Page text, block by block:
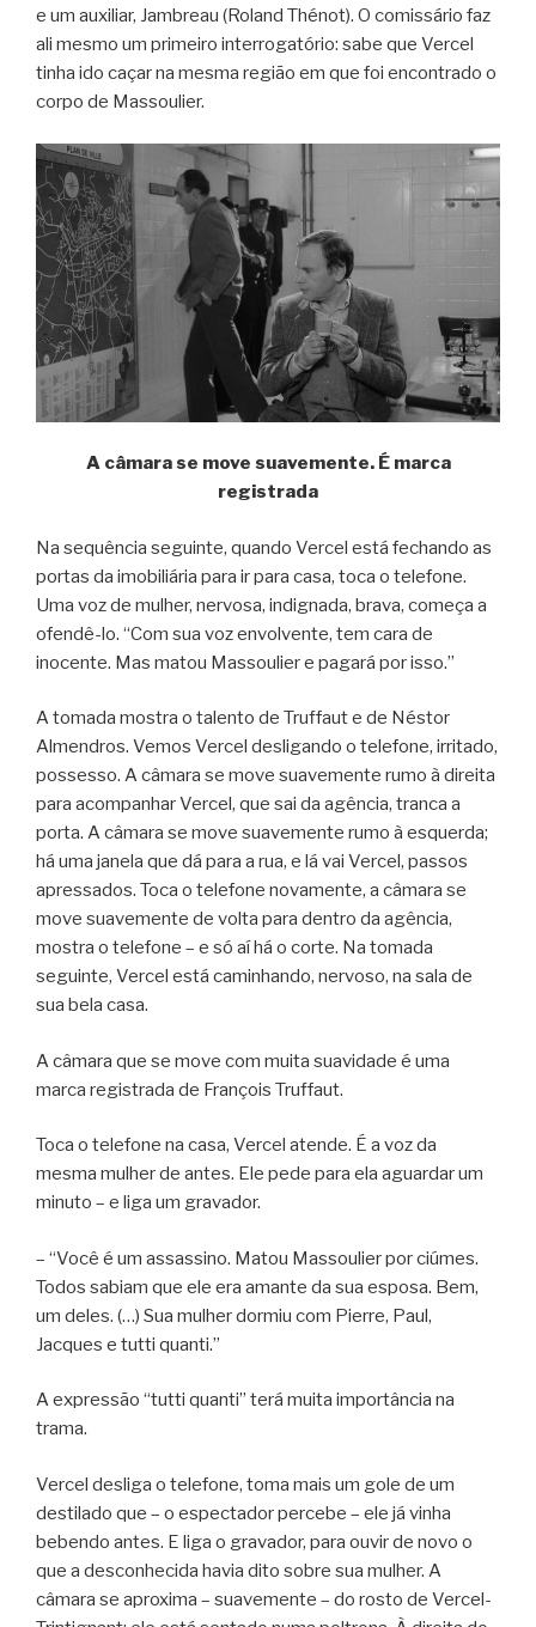
e um auxiliar, Jambreau (Roland Thénot). O comissário faz
ali mesmo um primeiro interrogatório: sabe que Vercel
tinha ido caçar na mesma região em que foi encontrado o
corpo de Massoulier.
A câmara se move suavemente. É marca
registrada
Na sequência seguinte, quando Vercel está fechando as
portas da imobiliária para ir para casa, toca o telefone.
Uma voz de mulher, nervosa, indignada, brava, começa a
ofendê-lo. “Com sua voz envolvente, tem cara de
inocente. Mas matou Massoulier e pagará por isso.”
A tomada mostra o talento de Truffaut e de Néstor
Almendros. Vemos Vercel desligando o telefone, irritado,
possesso. A câmara se move suavemente rumo à direita
para acompanhar Vercel, que sai da agência, tranca a
porta. A câmara se move suavemente rumo à esquerda;
há uma janela que dá para a rua, e lá vai Vercel, passos
apressados. Toca o telefone novamente, a câmara se
move suavemente de volta para dentro da agência,
mostra o telefone – e só aí há o corte. Na tomada
seguinte, Vercel está caminhando, nervoso, na sala de
sua bela casa.
A câmara que se move com muita suavidade é uma
marca registrada de François Truffaut.
Toca o telefone na casa, Vercel atende. É a voz da
mesma mulher de antes. Ele pede para ela aguardar um
minuto – e liga um gravador.
– “Você é um assassino. Matou Massoulier por ciúmes.
Todos sabiam que ele era amante da sua esposa. Bem,
um deles. (…) Sua mulher dormiu com Pierre, Paul,
Jacques e tutti quanti.”
A expressão “tutti quanti” terá muita importância na
trama.
Vercel desliga o telefone, toma mais um gole de um
destilado que – o espectador percebe – ele já vinha
bebendo antes. E liga o gravador, para ouvir de novo o
que a desconhecida havia dito sobre sua mulher. A
câmara se aproxima – suavemente – do rosto de Vercel-